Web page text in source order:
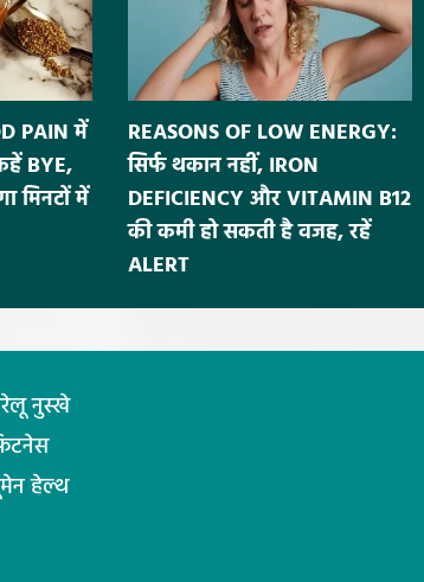
PAIN में
BYE,
मिनटों में
REASONS OF LOW ENERGY:
सिर्फ थकान नहीं, IRON
DEFICIENCY और VITAMIN B12
की कमी हो सकती है वजह, रहें
ALERT
नुस्खे
हेल्थ